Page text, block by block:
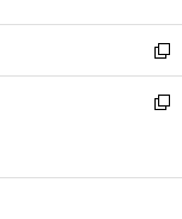
開
く
ウ
で
開
く
ン
ド
ウ
で
ウ
ィ
ン
ド
開
新
し
い
ン
新
ウ